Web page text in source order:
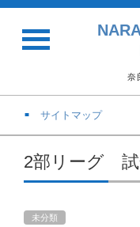
奈
サイトマップ
2部リーグ
未分類